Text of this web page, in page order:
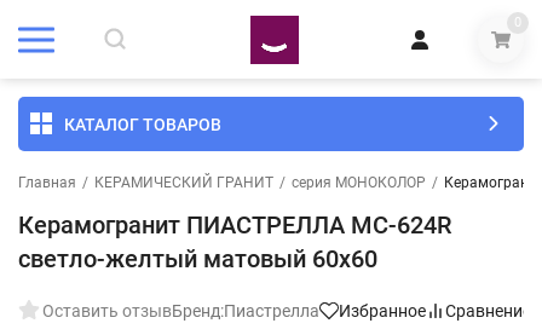
0
КАТАЛОГ ТОВАРОВ
Главная / КЕРАМИЧЕСКИЙ ГРАНИТ / серия МОНОКОЛОР /
Керамогранит ПИАСТРЕЛЛА MC-624R
светло-желтый матовый 60x60
Оставить отзывБренд:Пиастрелла Избранное Сравнение